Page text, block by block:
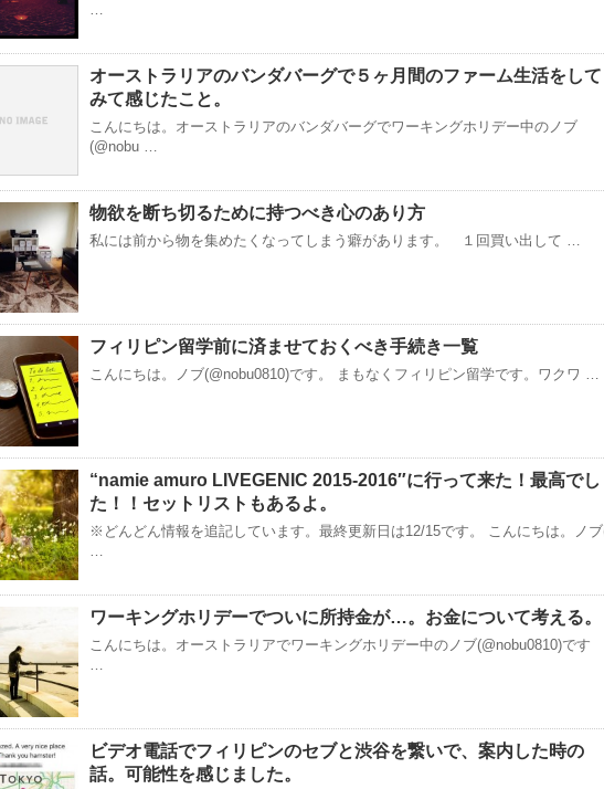
…
オーストラリアのバンダバーグで５ヶ月間のファーム生活をして
みて感じたこと。
こんにちは。オーストラリアのバンダバーグでワーキングホリデー中のノブ
(@nobu …
物欲を断ち切るために持つべき心のあり方
私には前から物を集めたくなってしまう癖があります。 １回買い出して …
フィリピン留学前に済ませておくべき手続き一覧
こんにちは。ノブ(@nobu0810)です。 まもなくフィリピン留学です。ワクワ …
“namie amuro LIVEGENIC 2015-2016″に行って来た！最高でし
た！！セットリストもあるよ。
※どんどん情報を追記しています。最終更新日は12/15です。 こんにちは。ノ
…
ワーキングホリデーでついに所持金が…。お金について考える。
こんにちは。オーストラリアでワーキングホリデー中のノブ(@nobu0810)です
…
ビデオ電話でフィリピンのセブと渋谷を繋いで、案内した時の
話。可能性を感じました。